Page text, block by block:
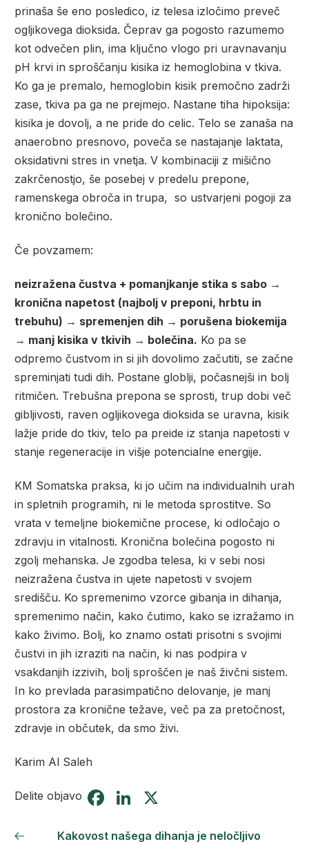
prinaša še eno posledico, iz telesa izločimo preveč
ogljikovega dioksida. Čeprav ga pogosto razumemo
kot odvečen plin, ima ključno vlogo pri uravnavanju
pH krvi in sproščanju kisika iz hemoglobina v tkiva.
Ko ga je premalo, hemoglobin kisik premočno zadrži
zase, tkiva pa ga ne prejmejo. Nastane tiha hipoksija:
kisika je dovolj, a ne pride do celic. Telo se zanaša na
anaerobno presnovo, poveča se nastajanje laktata,
oksidativni stres in vnetja. V kombinaciji z mišično
zakrčenostjo, še posebej v predelu prepone,
ramenskega obroča in trupa, so ustvarjeni pogoji za
kronično bolečino.
Če povzamem:
neizražena čustva + pomanjkanje stika s sabo →
kronična napetost (najbolj v preponi, hrbtu in
trebuhu) → spremenjen dih → porušena biokemija
→ manj kisika v tkivih → bolečina. Ko pa se
odpremo čustvom in si jih dovolimo začutiti, se začne
spreminjati tudi dih. Postane globlji, počasnejši in bolj
ritmičen. Trebušna prepona se sprosti, trup dobi več
gibljivosti, raven ogljikovega dioksida se uravna, kisik
lažje pride do tkiv, telo pa preide iz stanja napetosti v
stanje regeneracije in višje potencialne energije.
KM Somatska praksa, ki jo učim na individualnih urah
in spletnih programih, ni le metoda sprostitve. So
vrata v temeljne biokemične procese, ki odločajo o
zdravju in vitalnosti. Kronična bolečina pogosto ni
zgolj mehanska. Je zgodba telesa, ki v sebi nosi
neizražena čustva in ujete napetosti v svojem
središču. Ko spremenimo vzorce gibanja in dihanja,
spremenimo način, kako čutimo, kako se izražamo in
kako živimo. Bolj, ko znamo ostati prisotni s svojimi
čustvi in jih izraziti na način, ki nas podpira v
vsakdanjih izzivih, bolj sproščen je naš živčni sistem.
In ko prevlada parasimpatično delovanje, je manj
prostora za kronične težave, več pa za pretočnost,
zdravje in občutek, da smo živi.
Karim Al Saleh
Delite objavo Facebook
LinkedIn
Kakovost našega dihanja je neločljivo